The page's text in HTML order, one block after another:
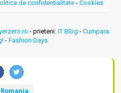
de confidentialitate - Cookies
- prieteni: IT Blog - Cumpara
- Fashion Days
Romania